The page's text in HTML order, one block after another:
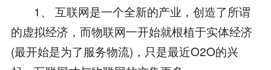
1、 互联网是一个全新的产业，创造了所谓
的虚拟经济，而物联网一开始就根植于实体经济
(最开始是为了服务物流)，只是最近O2O的兴